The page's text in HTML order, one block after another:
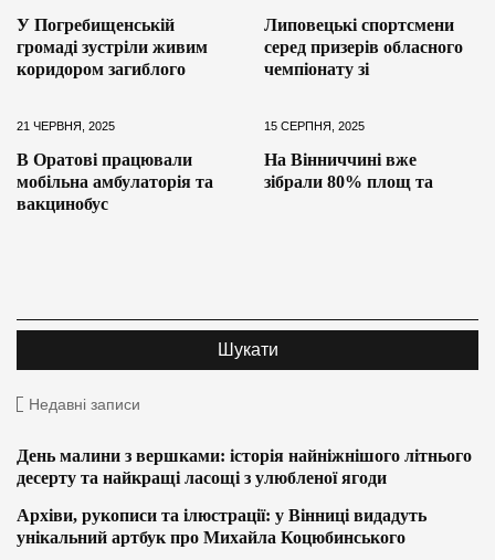
У Погребищенській
громаді зустріли живим
коридором загиблого
Липовецькі спортсмени
серед призерів обласного
чемпіонату зі
21 ЧЕРВНЯ, 2025
В Оратові працювали
мобільна амбулаторія та
вакцинобус
15 СЕРПНЯ, 2025
На Вінниччині вже
зібрали 80% площ та
Недавні записи
День малини з вершками: історія найніжнішого літнього
десерту та найкращі ласощі з улюбленої ягоди
Архіви, рукописи та ілюстрації: у Вінниці видадуть
унікальний артбук про Михайла Коцюбинського